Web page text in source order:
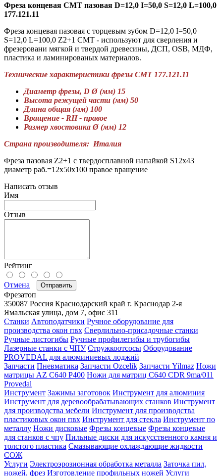
Фреза концевая CMT пазовая D=12,0 I=50,0 S=12,0 L=100,0
177.121.11
Фреза концевая пазовая с торцевым зубом D=12,0 I=50,0
S=12,0 L=100,0 Z2+1 CMT - используют для сверления и
фрезеровани мягкой и твердой древесины, ДСП, OSB, МДФ,
пластика и ламинированых материалов.
Технические характеристики фрезы СМТ 177.121.11
Диаметр фрезы, D Ø (мм) 15
Высота режущей части (мм) 50
Длина общая (мм) 100
Вращение - RH - правое
Размер хвостовика Ø (мм) 12
Страна производителя: Италия
Фреза пазовая Z2+1 с твердосплавной напайкой S12x43
диаметр раб.=12x50x100 правое вращение
Написать отзыв
Имя
Отзыв
Рейтинг
Отмена Отправить
Фрезатоп
350087 Россия Краснодарский край г. Краснодар 2-я
Ямальская улица, дом 7, офис 311
Станки Автоподатчики Ручное оборудование для
производства окон пвх Сверлильно-присадочные станки
Ручные листогибы Ручные профилегибы и трубогибы
Лазерные станки с ЧПУ Стружкоотсосы Оборудование
PROVEDAL для алюминиевых лоджий
Запчасти Пневматика Запчасти Ozcelik Запчасти Yilmaz Ножи
матрицы AZ C640 P400 Ножи для матриц C640 CDR 9ma/011
Provedal
Инструмент Зажимы заготовок Инструмент для алюминия
Инструмент для деревообрабатывающих станков Инструмент
для производства мебели Инструмент для производства
пластиковых окон пвх Инструмент для стекла Инструмент по
металлу Ножи дисковые Фрезы концевые Фрезы концевые
для станков с чпу Пильные диски для искусственного камня и
толстого пластика Смазывающие охлаждающие жидкости
СОЖ
Услуги Электроэрозионная обработка металла Заточка пил,
ножей, фрез Изготовление профильных ножей Услуги